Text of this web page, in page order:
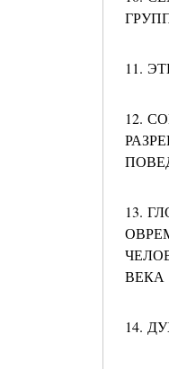
11.
12.
13.
ВЕКА
14.